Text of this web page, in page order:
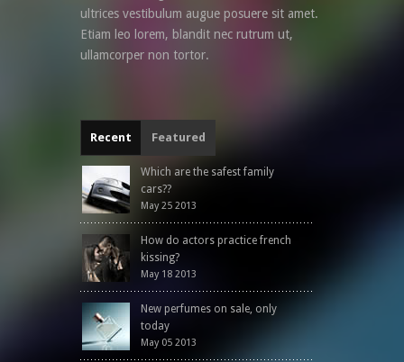
ultrices vestibulum augue posuere sit amet.
Etiam leo lorem, blandit nec rutrum ut,
ullamcorper non tortor.
Recent Featured
Which are the safest family
cars??
May 25 2013
How do actors practice french
kissing?
May 18 2013
New perfumes on sale, only
today
May 05 2013